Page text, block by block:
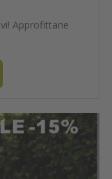
Approfittane